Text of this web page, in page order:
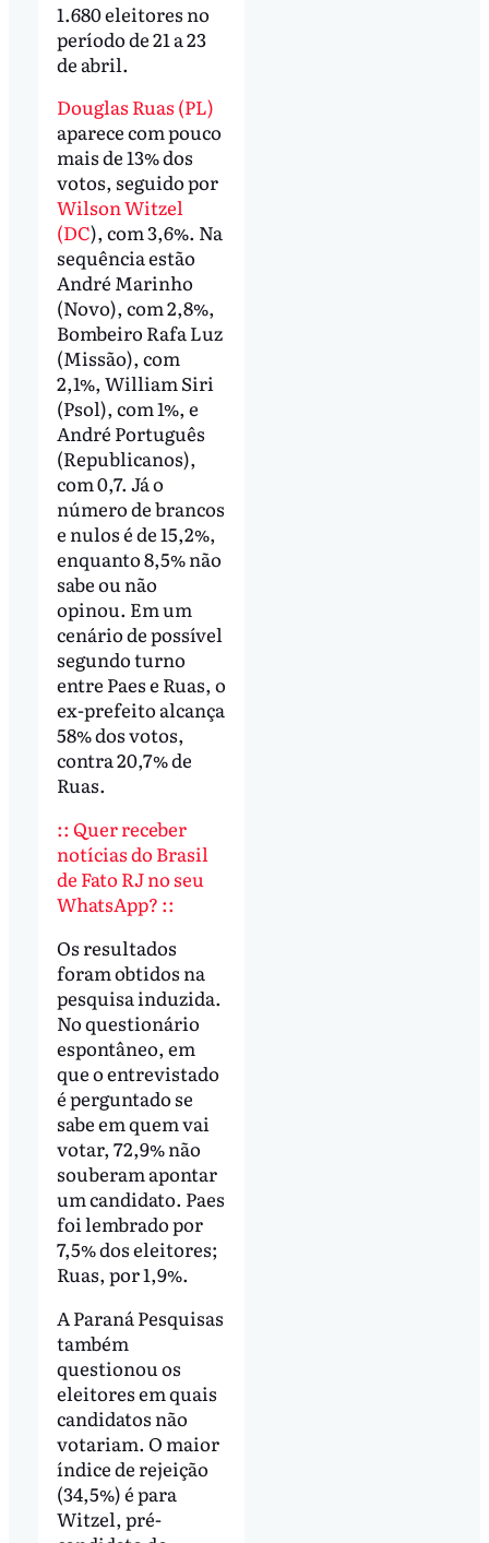
1.680 eleitores no
período de 21 a 23
de abril.
Douglas Ruas (PL)
aparece com pouco
mais de 13% dos
votos, seguido por
Wilson Witzel
(DC), com 3,6%. Na
sequência estão
André Marinho
(Novo), com 2,8%,
Bombeiro Rafa Luz
(Missão), com
2,1%, William Siri
(Psol), com 1%, e
André Português
(Republicanos),
com 0,7. Já o
número de brancos
e nulos é de 15,2%,
enquanto 8,5% não
sabe ou não
opinou. Em um
cenário de possível
segundo turno
entre Paes e Ruas, o
ex-prefeito alcança
58% dos votos,
contra 20,7% de
Ruas.
:: Quer receber
notícias do Brasil
de Fato RJ no seu
WhatsApp? ::
Os resultados
foram obtidos na
pesquisa induzida.
No questionário
espontâneo, em
que o entrevistado
é perguntado se
sabe em quem vai
votar, 72,9% não
souberam apontar
um candidato. Paes
foi lembrado por
7,5% dos eleitores;
Ruas, por 1,9%.
A Paraná Pesquisas
também
questionou os
eleitores em quais
candidatos não
votariam. O maior
índice de rejeição
(34,5%) é para
Witzel, pré-